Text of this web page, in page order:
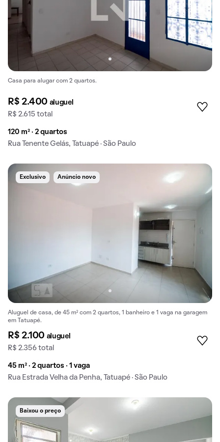
Casa para alugar com 2 quartos.
R$ 2.400 aluguel
R$ 2.615 total
120 m² · 2 quartos
Rua Tenente Gelás, Tatuapé · São Paulo
Exclusivo Anúncio novo
Aluguel de casa, de 45 m² com 2 quartos, 1 banheiro e 1 vaga na garagem
em Tatuapé.
R$ 2.100 aluguel
R$ 2.356 total
45 m² · 2 quartos · 1 vaga
Rua Estrada Velha da Penha, Tatuapé · São Paulo
Baixou o preço